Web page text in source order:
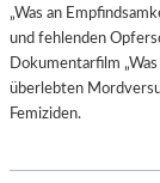
„Was an
und fehlenden
Dokumentarfilm
überlebten
Femiziden.